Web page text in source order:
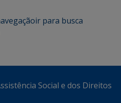
ir para busca
Social e dos Direitos